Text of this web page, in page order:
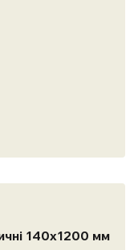
140х1200 мм